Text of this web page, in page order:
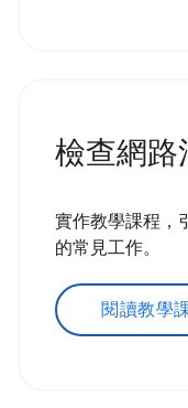
檢查網路
實作教學課程，
的常見工作。
閱讀教學